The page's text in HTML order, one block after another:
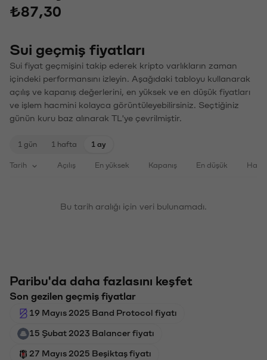
₺87,30
Sui geçmiş fiyatları
Sui fiyat geçmişini takip ederek kripto varlıkların zaman
içindeki performansını izleyin. Aşağıdaki tabloyu kullanarak
açılış ve kapanış değerlerini, en yüksek ve en düşük fiyatları
ve işlem hacmini kolayca görüntüleyebilirsiniz. Seçtiğiniz
günün kuru baz alınarak TL'ye çevrilmiştir.
1 gün 1 hafta 1 ay
Tarih Açılış En yüksek Kapanış En düşük
Bu tarih aralığı için veri bulunamadı.
Paribu'da daha fazlasını keşfet
Son gezilen geçmiş fiyatlar
19 Mayıs 2025 Band Protocol fiyatı
15 Şubat 2023 Balancer fiyatı
27 Mayıs 2025 Beşiktaş fiyatı